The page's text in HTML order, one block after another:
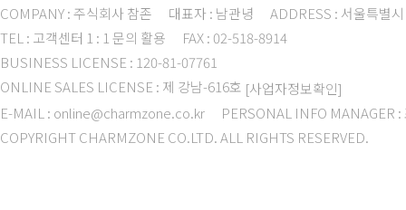
COMPANY : 주식회사 참존 대표자 : 남관녕
ADDRESS : 서울특별
TEL : 고객센터 1 : 1 문의 활용
FAX : 02-518-8914
BUSINESS LICENSE : 120-81-07761
ONLINE SALES LICENSE : 제 강남-616호 [사업자정보확인]
E-MAIL : online@charmzone.co.kr
PERSONAL INFO MANAGER :
COPYRIGHT CHARMZONE CO.LTD. ALL RIGHTS RESERVED.